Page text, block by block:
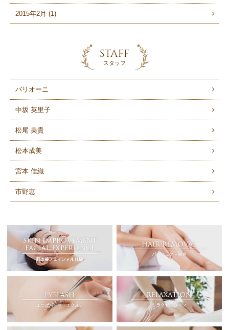
2015年2月 (1)
STAFF
スタッフ
バリオーニ
中坂 英里子
松尾 美貴
松本成美
宮本 佳織
市野恵